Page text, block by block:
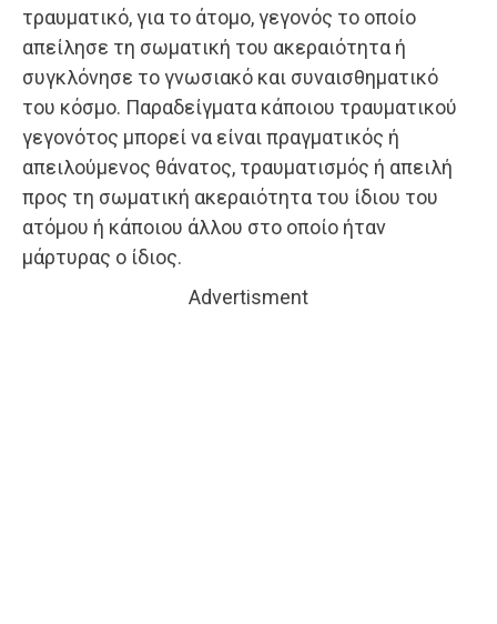
τραυματικό, για το άτομο, γεγονός το οποίο
απείλησε τη σωματική του ακεραιότητα ή
συγκλόνησε το γνωσιακό και συναισθηματικό
του κόσμο. Παραδείγματα κάποιου τραυματικού
γεγονότος μπορεί να είναι πραγματικός ή
απειλούμενος θάνατος, τραυματισμός ή απειλή
προς τη σωματική ακεραιότητα του ίδιου του
ατόμου ή κάποιου άλλου στο οποίο ήταν
μάρτυρας ο ίδιος.
Advertisment